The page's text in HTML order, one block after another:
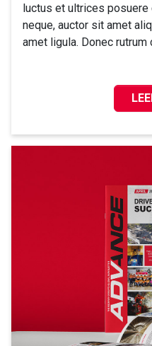
luctus et ultrices posuere
neque, auctor sit amet
amet ligula. Donec